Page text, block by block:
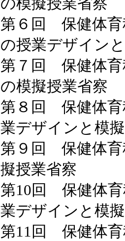
第６回 保健体育
の授業デザイン
第７回 保健体育
の模擬授業省察
第８回 保健体育
業デザインと模
第９回 保健体育
擬授業省察
第10回 保健体
業デザインと模
第11回 保健体